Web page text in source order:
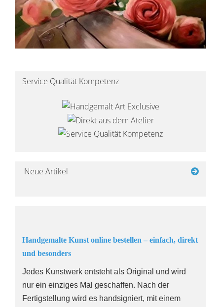
Service Qualität Kompetenz
Neue Artikel
Handgemalte Kunst online bestellen – einfach, direkt
und besonders
Jedes Kunstwerk entsteht als Original und wird
nur ein einziges Mal geschaffen. Nach der
Fertigstellung wird es handsigniert, mit einem